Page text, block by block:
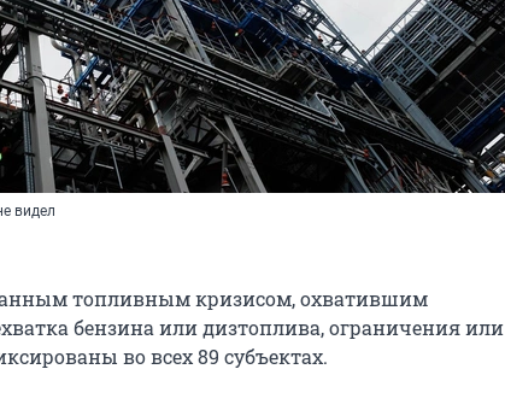
видел
топливным кризисом, охватившим
бензина или дизтоплива, ограничения или
во всех 89 субъектах.